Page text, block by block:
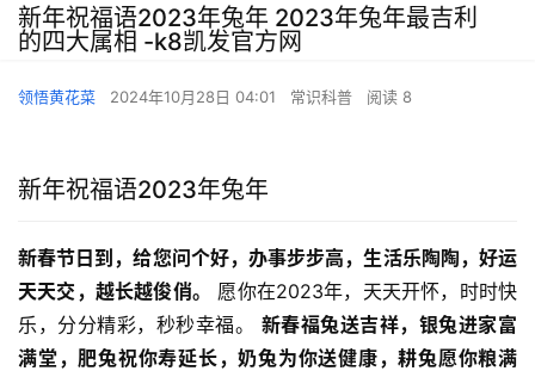
新年祝福语2023年兔年 2023年兔年最吉利
的四大属相 -k8凯发官方网
领悟黄花菜 2024年10月28日 04:01 常识科普 阅读 8
新年祝福语2023年兔年
新春节日到，给您问个好，办事步步高，生活乐陶陶，好运
天天交，越长越俊俏。
愿你在2023年，天天开怀，时时快
乐，分分精彩，秒秒幸福。 新春福兔送吉祥，银兔进家富
满堂，肥兔祝你寿延长，奶兔为你送健康，耕兔愿你粮满